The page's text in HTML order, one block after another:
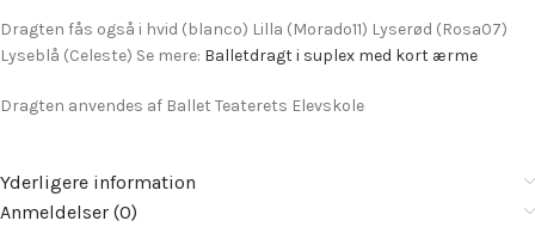
Dragten fås også i hvid (blanco) Lilla (Morado11) Lyserød (Rosa07)
Lyseblå (Celeste) Se mere: Balletdragt i suplex med kort ærme
Dragten anvendes af Ballet Teaterets Elevskole
Yderligere information
Anmeldelser (0)